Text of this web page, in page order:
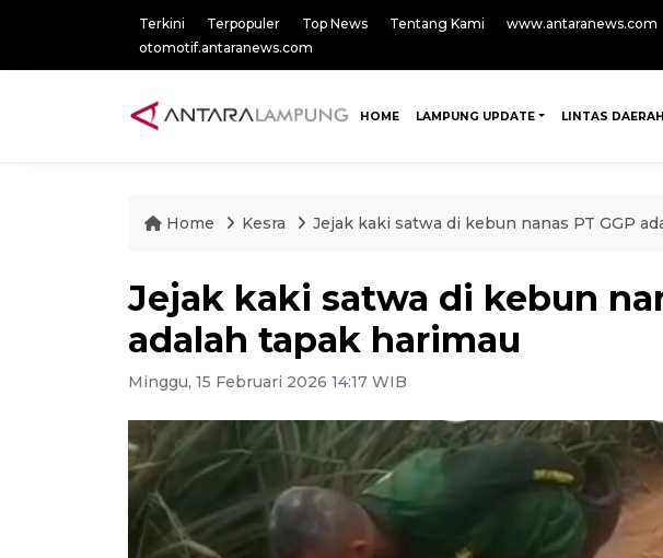
Terkini Terpopuler Top News Tentang Kami www.antaranews.com
otomotif.antaranews.com
HOME LAMPUNG UPDATE LINTAS DAERAH
Home Kesra Jejak kaki satwa di kebun nanas PT GGP
Jejak kaki satwa di kebun
adalah tapak harimau
Minggu, 15 Februari 2026 14:17 WIB